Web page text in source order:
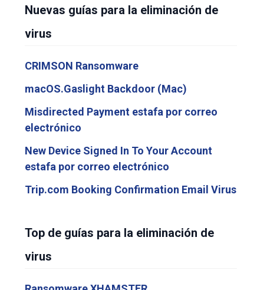
Nuevas guías para la eliminación de
virus
CRIMSON Ransomware
macOS.Gaslight Backdoor (Mac)
Misdirected Payment estafa por correo
electrónico
New Device Signed In To Your Account
estafa por correo electrónico
Trip.com Booking Confirmation Email Virus
Top de guías para la eliminación de
virus